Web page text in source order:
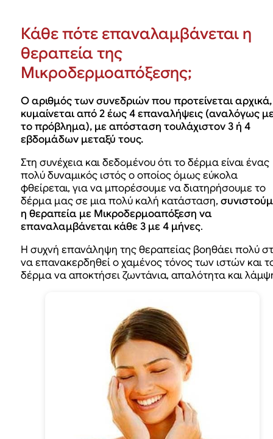
Κάθε πότε επαναλαμβάνεται η
θεραπεία της
Μικροδερμοαπόξεσης;
Ο αριθμός των συνεδριών που προτείνεται αρχικά,
κυμαίνεται από 2 έως 4 επαναλήψεις (αναλόγως
το πρόβλημα), με απόσταση τουλάχιστον 3 ή 4
εβδομάδων μεταξύ τους.
Στη συνέχεια και δεδομένου ότι το δέρμα είναι ένας
πολύ δυναμικός ιστός ο οποίος όμως εύκολα
φθείρεται, για να μπορέσουμε να διατηρήσουμε το
δέρμα μας σε μια πολύ καλή κατάσταση,
η θεραπεία με Μικροδερμοαπόξεση να
επαναλαμβάνεται κάθε 3 με 4 μήνες.
Η συχνή επανάληψη της θεραπείας βοηθάει πολύ
να επανακερδηθεί ο χαμένος τόνος των ιστών και
δέρμα να αποκτήσει ζωντάνια, απαλότητα και